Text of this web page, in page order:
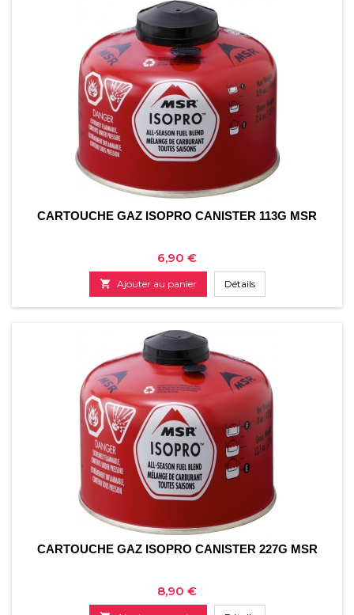
CARTOUCHE GAZ ISOPRO CANISTER 113G MSR
Prix
6,90 €
 Ajouter au panier Détails
CARTOUCHE GAZ ISOPRO CANISTER 227G MSR
Prix
8,90 €